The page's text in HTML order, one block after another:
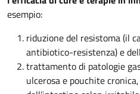
esempio:
riduzione del resistoma (il
antibiotico-resistenza) e
trattamento di patologie
ulcerosa e pouchite